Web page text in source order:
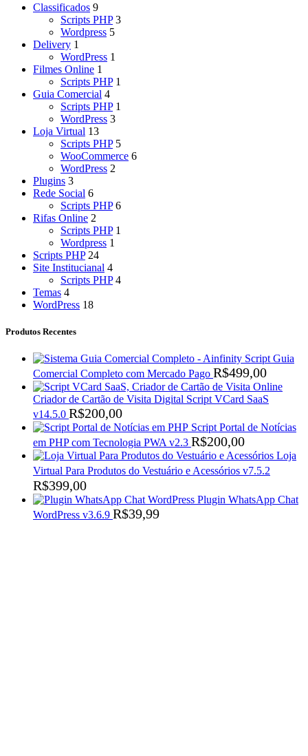
Classificados 9
Scripts PHP 3
Wordpress 5
Delivery 1
WordPress 1
Filmes Online 1
Scripts PHP 1
Guia Comercial 4
Scripts PHP 1
WordPress 3
Loja Virtual 13
Scripts PHP 5
WooCommerce 6
WordPress 2
Plugins 3
Rede Social 6
Scripts PHP 6
Rifas Online 2
Scripts PHP 1
Wordpress 1
Scripts PHP 24
Site Institucianal 4
Scripts PHP 4
Temas 4
WordPress 18
Produtos Recentes
Script Guia
Comercial Completo com Mercado Pago R$499,00
Criador de Cartão de Visita Digital Script VCard SaaS
v14.5.0 R$200,00
Script Portal de Notícias
em PHP com Tecnologia PWA v2.3 R$200,00
Loja
Virtual Para Produtos do Vestuário e Acessórios v7.5.2
R$399,00
Plugin WhatsApp Chat
WordPress v3.6.9 R$39,99